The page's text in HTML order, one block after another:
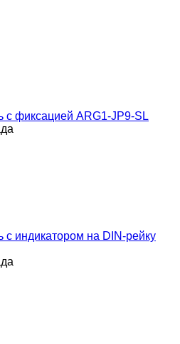
с фиксацией ARG1-JP9-SL
с индикатором на DIN-рейку